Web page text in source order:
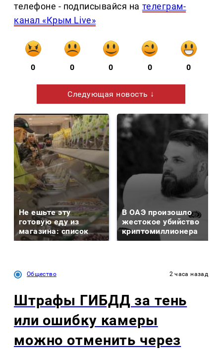
телефоне - подписывайся на телеграм-
канал «Крым Live»
0 0 0 0 0
Следующая новость ↓
Не ешьте эту
готовую еду из
магазина: список
В ОАЭ произошло
жестокое убийство
криптомиллионера
Общество 2 часа назад
Штрафы ГИБДД за тень
или ошибку камеры
можно отменить через